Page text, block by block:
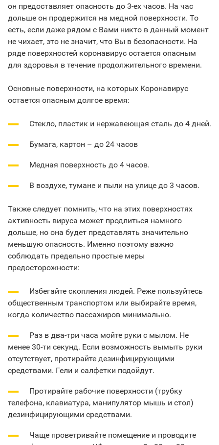
он предоставляет опасность до 3-ех часов. На час
дольше он продержится на медной поверхности. То
есть, если даже рядом с Вами никто в данный момент
не чихает, это не значит, что Вы в безопасности. На
ряде поверхностей коронавирус остается опасным
для здоровья в течение продолжительного времени.
Основные поверхности, на которых Коронавирус
остается опасным долгое время:
Стекло, пластик и нержавеющая сталь до 4 дней.
Бумага, картон – до 24 часов
Медная поверхность до 4 часов.
В воздухе, тумане и пыли на улице до 3 часов.
Также следует помнить, что на этих поверхностях
активность вируса может продлиться намного
дольше, но она будет представлять значительно
меньшую опасность. Именно поэтому важно
соблюдать предельно простые меры
предосторожности:
Избегайте скопления людей. Реже пользуйтесь
общественным транспортом или выбирайте время,
когда количество пассажиров минимально.
Раз в два-три часа мойте руки с мылом. Не
менее 30-ти секунд. Если возможность вымыть руки
отсутствует, протирайте дезинфицирующими
средствами. Гели и салфетки подойдут.
Протирайте рабочие поверхности (трубку
телефона, клавиатура, манипулятор мышь и стол)
дезинфицирующими средствами.
Чаще проветривайте помещение и проводите